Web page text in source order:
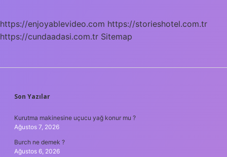
https://enjoyablevideo.com https://storieshotel.com.tr
https://cundaadasi.com.tr Sitemap
SIDEBAR
Son Yazılar
Kurutma makinesine uçucu yağ konur mu ?
Ağustos 7, 2026
Burch ne demek ?
Ağustos 6, 2026